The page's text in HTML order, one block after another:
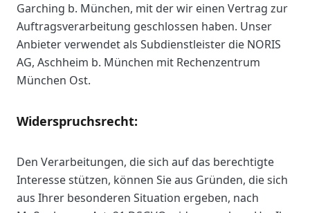
Garching b. München, mit der wir einen Vertrag zur
Auftragsverarbeitung geschlossen haben. Unser
Anbieter verwendet als Subdienstleister die NORIS
AG, Aschheim b. München mit Rechenzentrum
München Ost.
Widerspruchsrecht:
Den Verarbeitungen, die sich auf das berechtigte
Interesse stützen, können Sie aus Gründen, die sich
aus Ihrer besonderen Situation ergeben, nach